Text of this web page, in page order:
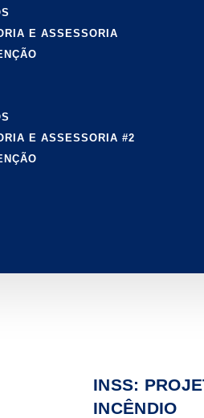
E ASSESSORIA
E ASSESSORIA #2
INSS:
INCÊNDIO